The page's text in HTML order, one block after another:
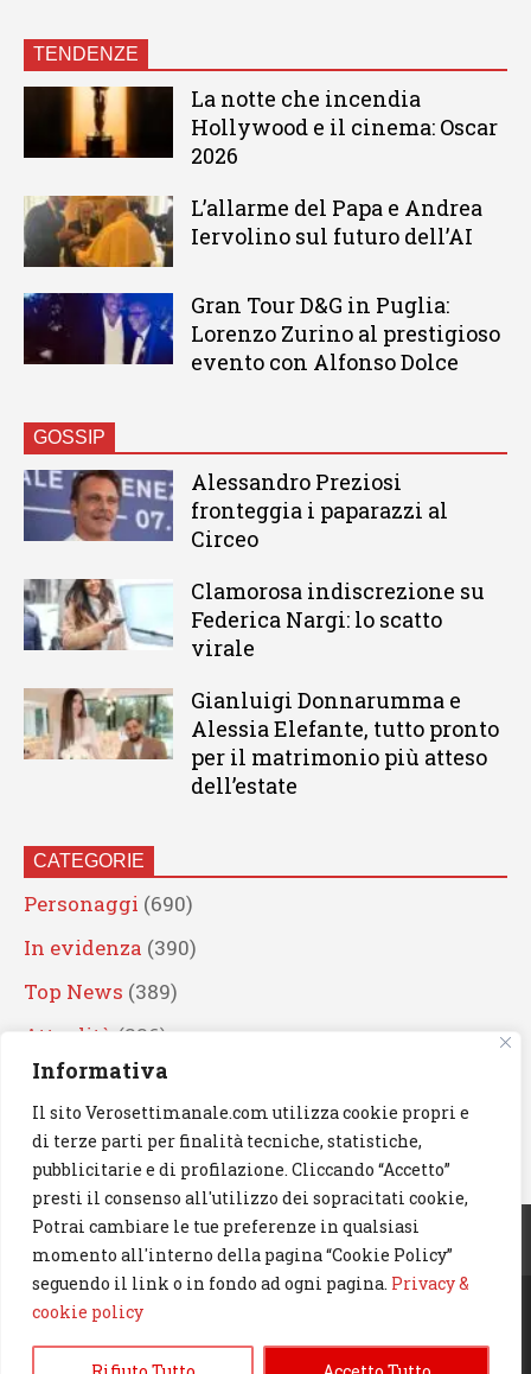
Informativa
Il sito Verosettimanale.com utilizza cookie propri e
di terze parti per finalità tecniche, statistiche,
pubblicitarie e di profilazione. Cliccando “Accetto”
presti il consenso all'utilizzo dei sopracitati cookie,
Potrai cambiare le tue preferenze in qualsiasi
momento all'interno della pagina “Cookie Policy”
seguendo il link o in fondo ad ogni pagina. Privacy &
cookie policy
TENDENZE
La notte che incendia
Hollywood e il cinema: Oscar
2026
L’allarme del Papa e Andrea
Iervolino sul futuro dell’AI
Gran Tour D&G in Puglia:
Lorenzo Zurino al prestigioso
evento con Alfonso Dolce
GOSSIP
Alessandro Preziosi
fronteggia i paparazzi al
Circeo
Clamorosa indiscrezione su
Federica Nargi: lo scatto
virale
Gianluigi Donnarumma e
Alessia Elefante, tutto pronto
per il matrimonio più atteso
dell’estate
CATEGORIE
Personaggi (690)
In evidenza (390)
Top News (389)
Attualità (336)
Eventi(330)
Artisti (241)
News(239)
Cerca
© 2023 Verosettimanale.com. All rights reserved.